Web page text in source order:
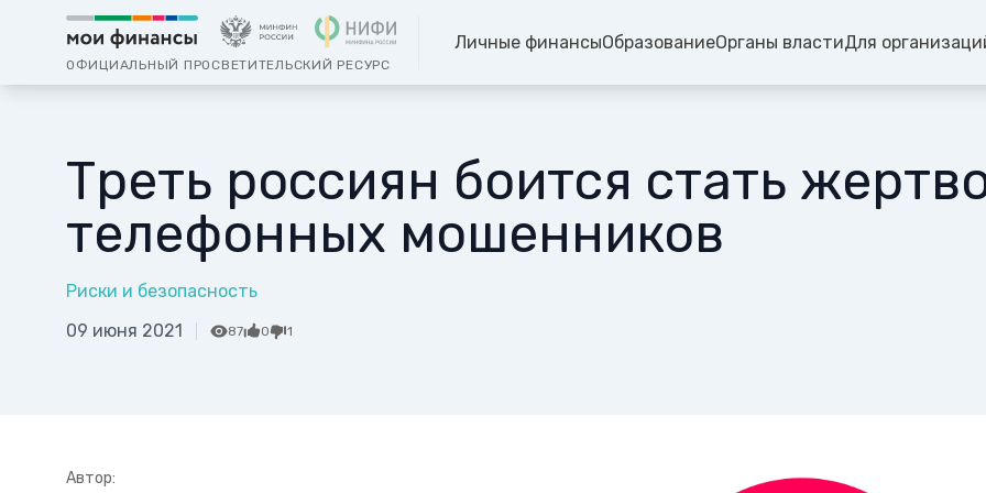
ОФИЦИАЛЬНЫЙ ПРОСВЕТИТЕЛЬСКИЙ РЕСУРС
Личные финансыОбразованиеОрганы властиДля
Треть россиян боится стать
телефонных мошенников
Риски и безопасность
09 июня 2021
87 0 1
Автор: